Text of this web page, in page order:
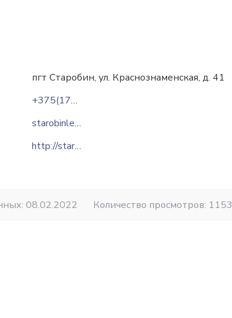
пгт Старобин, ул. Краснознаменская, д. 41
+375(174)29-65-39
starobinles@mail.ru
http://starobinleshoz.by
08.02.2022 Количество просмотров: 1153